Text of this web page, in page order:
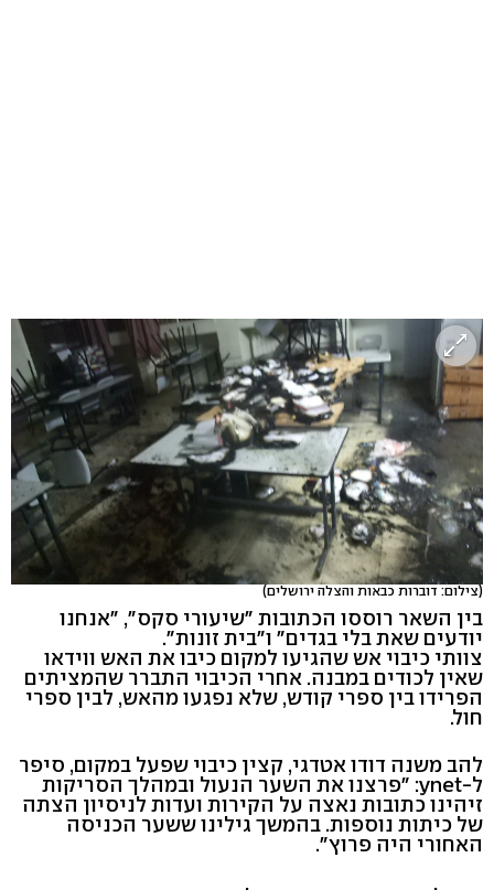
(צילום: דוברות כבאות והצלה ירושלים)
בין השאר רוססו הכתובות "שיעורי סקס", "אנחנו
יודעים שאת בלי בגדים" ו"בית זונות".
צוותי כיבוי אש שהגיעו למקום כיבו את האש ווידאו
שאין לכודים במבנה. אחרי הכיבוי התברר שהמציתים
הפרידו בין ספרי קודש, שלא נפגעו מהאש, לבין ספרי
חול.
להב משנה דודו אטדגי, קצין כיבוי שפעל במקום, סיפר
ל-ynet: "פרצנו את השער הנעול ובמהלך הסריקות
זיהינו כתובות נאצה על הקירות ועדות לניסיון הצתה
של כיתות נוספות. בהמשך גילינו ששער הכניסה
האחורי היה פרוץ".